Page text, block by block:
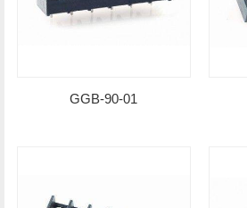
GGB-90-01